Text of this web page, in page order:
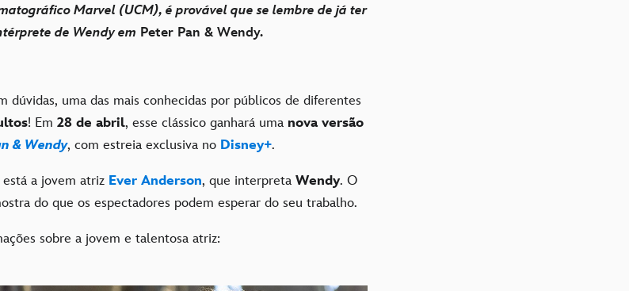
Marvel (UCM), é provável que se lembre de já ter
de Wendy em Peter Pan & Wendy.
dúvidas, uma das mais conhecidas por públicos de diferentes
! Em 28 de abril, esse clássico ganhará uma nova versão
& Wendy, com estreia exclusiva no Disney+.
a jovem atriz Ever Anderson, que interpreta Wendy. O
do que os espectadores podem esperar do seu trabalho.
sobre a jovem e talentosa atriz: